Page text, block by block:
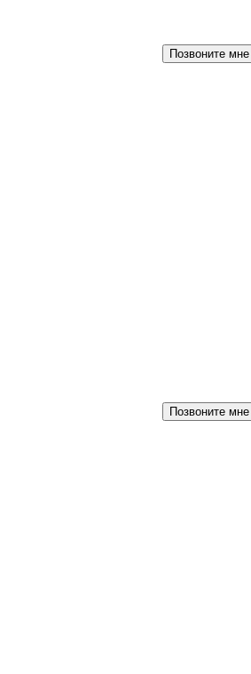
Позвоните мне
Позвоните мне